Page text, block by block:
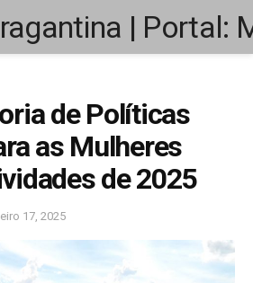
de Políticas
as Mulheres
de 2025
17, 2025